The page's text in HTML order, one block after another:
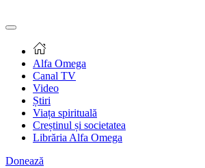
Alfa Omega
Canal TV
Video
Știri
Viața spirituală
Creștinul și societatea
Librăria Alfa Omega
Donează